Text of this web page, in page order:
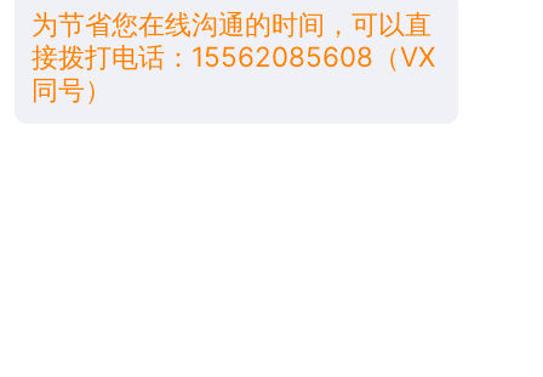
为节省您在线沟通的时间，可以直
接拨打电话：15562085608（VX
同号）